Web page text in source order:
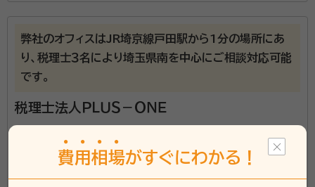
経歴： 国内最大手の税理士法人で5年、準大手の税理士法人で5年勤務
績
事務所口コミ（抜粋）：
account_circle 満足度 4.0
ご利用時期：2026/7
面談により依頼要否を決めるつもりであったが契約有りきで話が進んだ
契約後の感想
連絡は早々に貰えた。
弊社のオフィスはJR埼京線戸田駅から1分の場所にあ
り、税理士３名により埼玉県南を中心にご相談対応可能
です。
税理士法人ＰＬＵＳ－ＯＮＥ
費用 相場がすぐにわかる！